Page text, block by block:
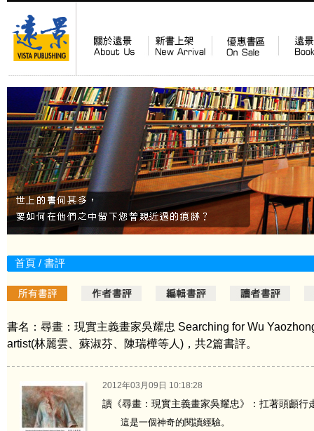
首頁 / 書評
書名：尋畫：現實主義畫家吳耀忠 Searching for Wu
artist(林麗雲、蘇淑芬、陳瑞樺等人)，共2篇書評。
2012年03月09日 10:18:28
讀《尋畫：現實主義畫家吳耀忠》：扛著頭顱行
這是一個神奇的閱讀經驗。